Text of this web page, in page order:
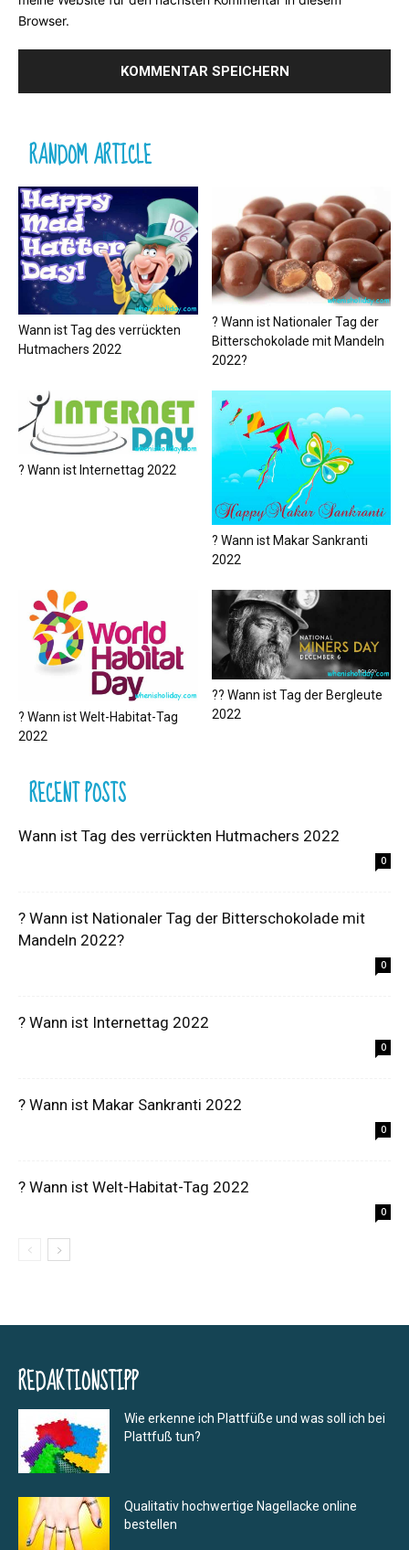
Browser.
RANDOM ARTICLE
Wann ist Tag des verrückten
Hutmachers 2022
? Wann ist Nationaler Tag der
Bitterschokolade mit Mandeln
2022?
? Wann ist Internettag 2022
? Wann ist Makar Sankranti
2022
? Wann ist Welt-Habitat-Tag
2022
?‍? Wann ist Tag der Bergleute
2022
RECENT POSTS
Wann ist Tag des verrückten Hutmachers 2022
0
? Wann ist Nationaler Tag der Bitterschokolade mit
Mandeln 2022?
0
? Wann ist Internettag 2022
0
? Wann ist Makar Sankranti 2022
0
? Wann ist Welt-Habitat-Tag 2022
0
REDAKTIONSTIPP
Wie erkenne ich Plattfüße und was soll ich bei
Plattfuß tun?
Qualitativ hochwertige Nagellacke online
bestellen